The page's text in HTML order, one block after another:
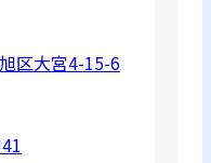
区大宮4-15-6